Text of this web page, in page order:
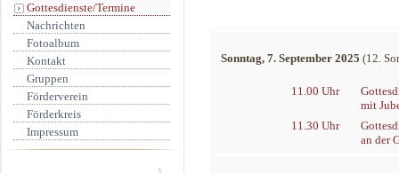
Gottesdienste/Termine
Nachrichten
Fotoalbum
Kontakt
Gruppen
Förderverein
Förderkreis
Impressum
Sonntag, 7. September 2025 (12.
11.00 Uhr
mit
11.30 Uhr
an der